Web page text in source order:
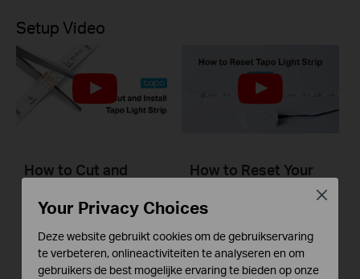
Setup Video
How to Cut and
Smart Wi-Fi Light
How to Reset Your
Light Strip
Your Privacy Choices
Deze website gebruikt cookies om de gebruikservaring
te verbeteren, onlineactiviteiten te analyseren en om
gebruikers de best mogelijke ervaring te bieden op onze
Close